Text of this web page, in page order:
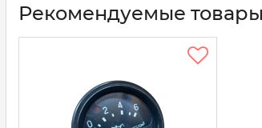
Рекомендуемые товары